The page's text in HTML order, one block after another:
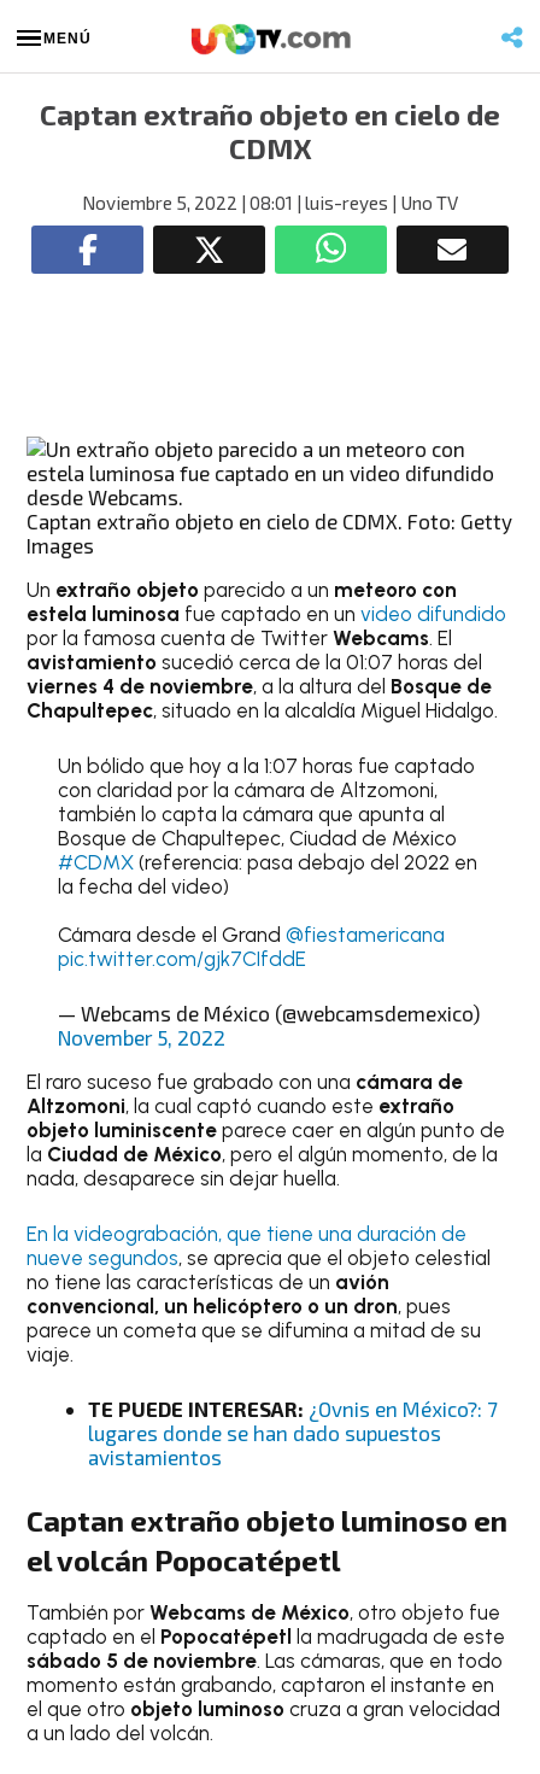
MENÚ
Captan extraño objeto en cielo de
CDMX
Noviembre 5, 2022 | 08:01 | luis-reyes | Uno TV
Captan extraño objeto en cielo de CDMX. Foto: Getty
Images
Un extraño objetoparecido a un meteoro con
estela luminosa fue captado en unvideo difundido
por la famosa cuenta de TwitterWebcams. El
avistamientosucedió cerca de la 01:07 horas del
viernes 4 de noviembre, a la altura del Bosque de
Chapultepec, situado en la alcaldía Miguel Hidalgo.
Un bólido que hoy a la 1:07 horas fue captado
con claridad por la cámara de Altzomoni,
también lo capta la cámara que apunta al
Bosque de Chapultepec, Ciudad de México
#CDMX(referencia: pasa debajo del 2022 en
la fecha del video)
Cámara desde el Grand @fiestamericana
pic.twitter.com/gjk7CIfddE
— Webcams de México (@webcamsdemexico)
November 5, 2022
El raro suceso fue grabado con una cámara de
Altzomoni, la cual captó cuando este extraño
objeto luminiscenteparece caer en algún punto de
la Ciudad de México, pero el algún momento, de la
nada, desaparece sin dejar huella.
En la videograbación, que tiene una duración de
nueve segundos, se aprecia que el objeto celestial
no tiene las características de un avión
convencional, un helicóptero o un dron, pues
parece un cometa que se difumina a mitad de su
viaje.
TE PUEDE INTERESAR: ¿Ovnis en México?: 7
lugares donde se han dado supuestos
avistamientos
Captan extraño objeto luminoso en
el volcán Popocatépetl
También porWebcams de México, otro objeto fue
captado en el Popocatépetlla madrugada de este
sábado 5 de noviembre. Las cámaras, que en todo
momento están grabando, captaron el instante en
el que otro objeto luminosocruza a gran velocidad
a un lado del volcán.